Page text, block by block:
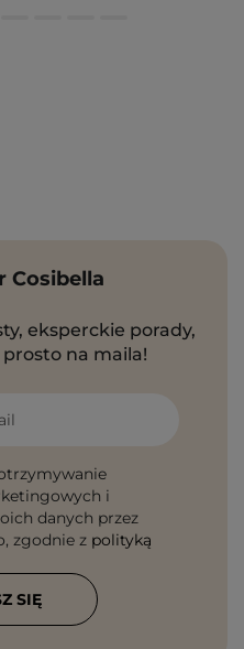
Cosibella
eksperckie porady,
na maila!
i
danych przez
zgodnie z polityką
SIĘ